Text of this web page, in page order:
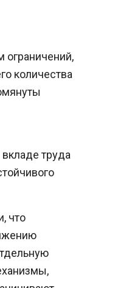
ограничений,
количества
труда
что